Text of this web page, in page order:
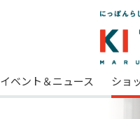
イベント＆ニュース ショ